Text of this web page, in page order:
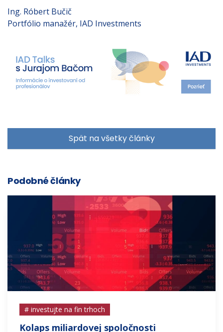
Ing. Róbert Bučič
Portfólio manažér, IAD Investments
Spät na všetky články
Podobné články
# investujte na fin trhoch
Kolaps miliardovej spoločnosti